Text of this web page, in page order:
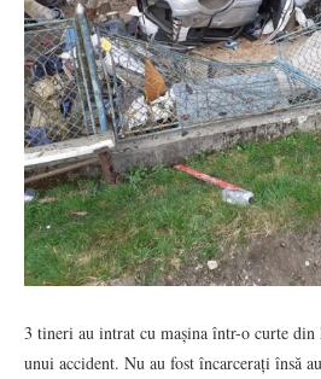
3 tineri au intrat cu mașina într-o curte
unui accident. Nu au fost încarcerați însă